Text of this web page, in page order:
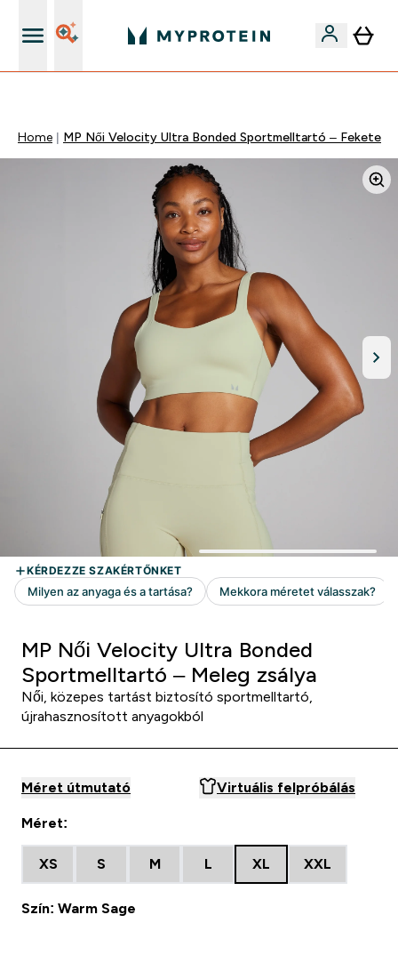
Home MP Női Velocity Ultra Bonded Sportmelltartó – Fekete
MP Női Velocity Ultra Bonded
Sportmelltartó – Meleg zsálya
Női, közepes tartást biztosító sportmelltartó,
újrahasznosított anyagokból
Méret útmutató Virtuális felpróbálás
Méret:
XS S M L XL XXL
Szín: Warm Sage